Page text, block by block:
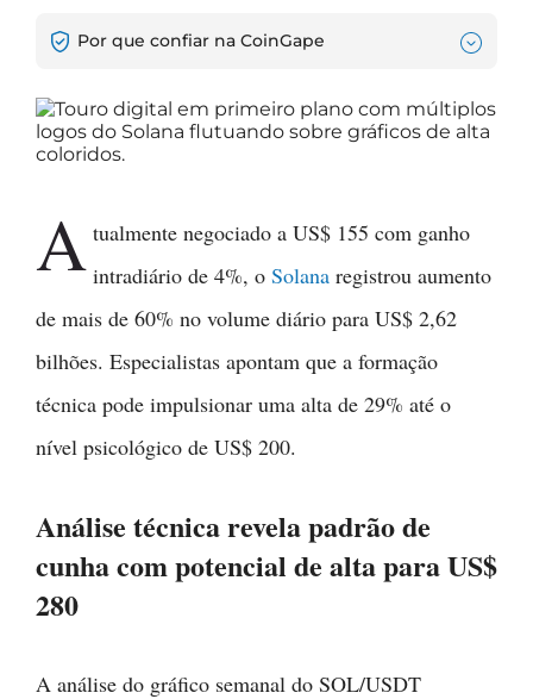
Por que confiar na CoinGape
A tualmente negociado a US$ 155 com ganho
intradiário de 4%, oSolana registrou aumento
de mais de 60% no volume diário para US$ 2,62
bilhões. Especialistas apontam que a formação
técnica pode impulsionar uma alta de 29% até o
nível psicológico de US$ 200.
Análise técnica revela padrão de
cunha com potencial de alta para US$
280
A análise do gráfico semanal do SOL/USDT